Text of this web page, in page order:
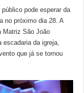
pode esperar da
no próximo dia 28. A
Matriz São João
escadaria da igreja,
que já se tornou